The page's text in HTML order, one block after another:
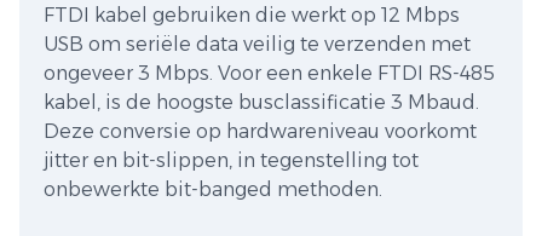
FTDI kabel gebruiken die werkt op 12 Mbps
USB om seriële data veilig te verzenden met
ongeveer 3 Mbps. Voor een enkele FTDI RS-485
kabel, is de hoogste busclassificatie 3 Mbaud.
Deze conversie op hardwareniveau voorkomt
jitter en bit-slippen, in tegenstelling tot
onbewerkte bit-banged methoden.